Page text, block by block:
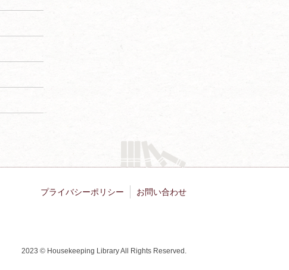
プライバシーポリシー お問い合わせ
2023 © Housekeeping Library All Rights Reserved.